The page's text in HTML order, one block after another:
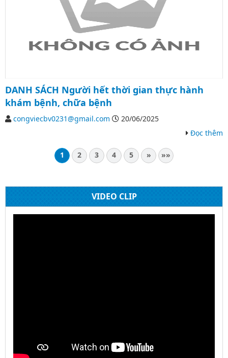
DANH SÁCH Người hết thời gian thực hành
khám bệnh, chữa bệnh
congviecbv0231@gmail.com
20/06/2025
Đọc thêm
1 2 3 4 5 » »»
VIDEO CLIP